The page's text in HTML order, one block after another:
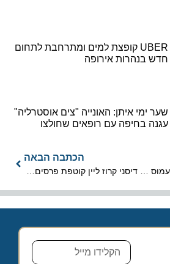
UBER קופצת למים ומתרחבת לתחום
חדש בנהרות אירופה
שער ימי איתן: האונייה "צים אוסטרליה"
עגנה בחיפה עם רופאים שחולצו
הכתבה הבאה